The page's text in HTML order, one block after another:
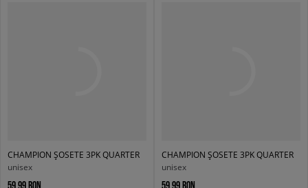
CHAMPION ȘOSETE 3PK QUARTER
unisex
59,99 RON
CHAMPION ȘOSETE 3PK QUARTER
unisex
59,99 RON